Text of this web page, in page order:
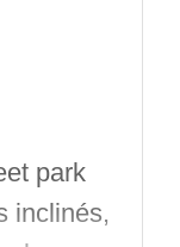
park
inclinés,